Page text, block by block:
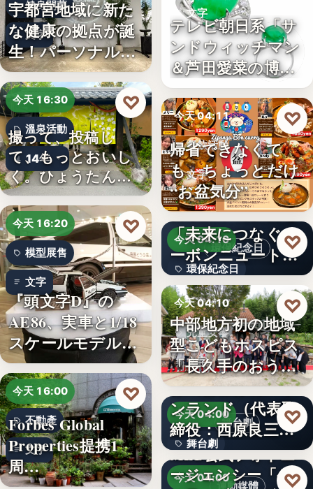
健身開幕
文字
宇都宮地域に新た
な健康の拠点が誕
生！パーソナルジ
ム「…
今天 16:30
溫泉活動
14年
撮って、投稿し
て、もっとおいし
く。ひょうたん温
泉、お盆の…
♡
今天 16:20
模型展售
文字
『頭文字D』の
AE86、実車と1/18
スケールモデルが
「…
♡
今天 16:00
不動產
文字
Forbes Global
Properties提携1
周…
♡
文字
テレビ朝日系「サ
ンドウィッチマン
＆芦田愛菜の博士
ちゃん」…
今天 04:11
餐飲活動
文字
帰省できなくて
も、ちょっとだけ
“お盆気分”
♡
環保紀念日
今天 04:10
環保紀念日
文字
日本JC、9月3日を
「未来につなぐカ
ーボンニュートラ
ルの…
♡
今天 04:10
兒童安寧
文字
中部地方初の地域
型こどもホスピス
「長久手のおう
ち」が愛知…
♡
舞台劇
今天 04:00
舞台劇
文字
株式会社青山メイ
ンランド（代表取
締役：西原良三）
特別協賛…
♡
運動媒體
今天 04:00
MLB公式フォトエ
ージェンシー「ゲ♡